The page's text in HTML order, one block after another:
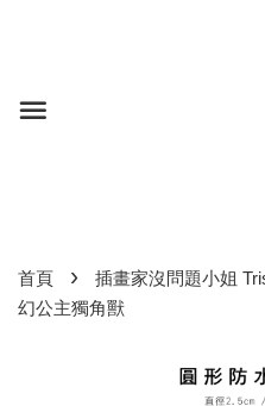
首頁 ›
插畫家沒問題小姐
幻公主獨角獸